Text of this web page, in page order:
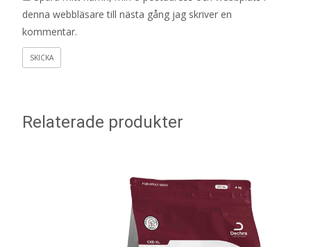
denna webbläsare till nästa gång jag skriver en
kommentar.
Relaterade produkter